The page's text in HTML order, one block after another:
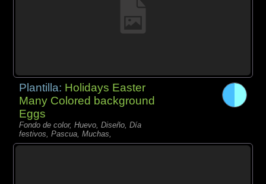
Plantilla: Holidays Easter
Many Colored background
Eggs
Fondo de color, Huevo, Diseño, Día
festivos, Pascua, Muchas,